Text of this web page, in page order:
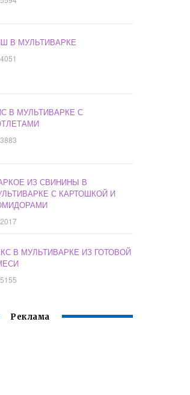
В МУЛЬТИВАРКЕ
4051
В МУЛЬТИВАРКЕ С
3883
ИЗ СВИНИНЫ В
С КАРТОШКОЙ И
2017
В МУЛЬТИВАРКЕ ИЗ ГОТОВОЙ
5155
Реклама